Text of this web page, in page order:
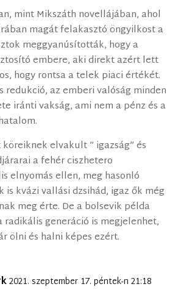
mint Mikszáth novellájában, ahol
magát felakasztó öngyilkost a
meggyanúsították, hogy a
embere, aki direkt azért lett
hogy rontsa a telek piaci értékét.
redukció, az emberi valóság minden
iránti vakság, ami nem a pénz és a
elvakult ” igazság” és
a fehér ciszhetero
elnyomás ellen, meg hasonló
is kvázi vallási dzsihád, igaz ők még
meg érte. De a bolsevik példa
radikális generáció is megjelenhet,
ölni és halni képes ezért.
2021. szeptember 17. péntek-n 21:18